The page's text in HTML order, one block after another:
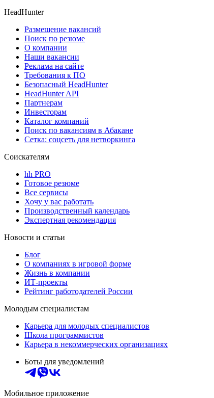
HeadHunter
Размещение вакансий
Поиск по резюме
О компании
Наши вакансии
Реклама на сайте
Требования к ПО
Безопасный HeadHunter
HeadHunter API
Партнерам
Инвесторам
Каталог компаний
Поиск по вакансиям в Абакане
Сетка: соцсеть для нетворкинга
Соискателям
hh PRO
Готовое резюме
Все сервисы
Хочу у вас работать
Производственный календарь
Экспертная рекомендация
Новости и статьи
Блог
О компаниях в игровой форме
Жизнь в компании
ИТ-проекты
Рейтинг работодателей России
Молодым специалистам
Карьера для молодых специалистов
Школа программистов
Карьера в некоммерческих организациях
Боты для уведомлений
Мобильное приложение